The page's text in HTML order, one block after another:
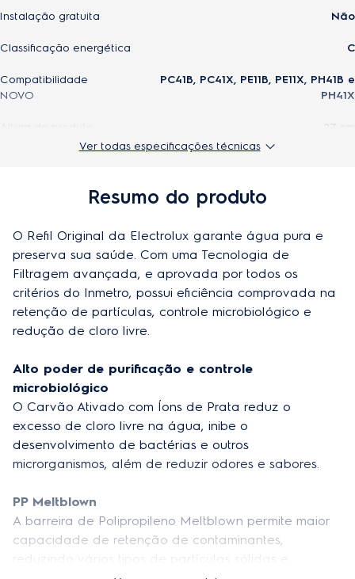
Instalação gratuita Não
Classificação energética C
Compatibilidade
NOVO
PC41B, PC41X, PE11B, PE11X, PH41B e
PH41X
EAN-13 7909569478158
Profundidade do produto
Peso do produto
Altura do produto embalado
Largura do produto embalado
Profudidade do produto embalado
Cor
Purificador compatível PC41B, PC41X, PE11B, PE11X, PH41B e PH41X
Ver todas especificações técnicas
Resumo do produto
O Refil Original da Electrolux garante água pura e
preserva sua saúde. Com uma Tecnologia de
Filtragem avançada, e aprovada por todos os
critérios do Inmetro, possui eficiência comprovada na
retenção de partículas, controle microbiológico e
redução de cloro livre.
Alto poder de purificação e controle
microbiológico
O Carvão Ativado com Íons de Prata reduz o
excesso de cloro livre na água, inibe o
desenvolvimento de bactérias e outros
microrganismos, além de reduzir odores e sabores.
PP Meltblown
A barreira de Polipropileno Meltblown permite maior
capacidade de retenção de contaminantes,
reduzindo vários tipos de partículas sólidas e